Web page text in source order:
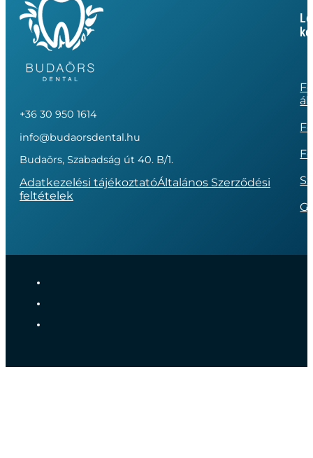
+36 30 950 1614
info@budaorsdental.hu
Budaörs, Szabadság út 40. B/1.
Adatkezelési tájékoztatóÁltalános Szerződési
feltételek